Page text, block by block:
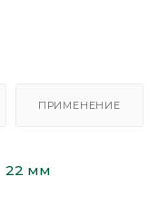
ПРИМЕНЕНИЕ
22 мм